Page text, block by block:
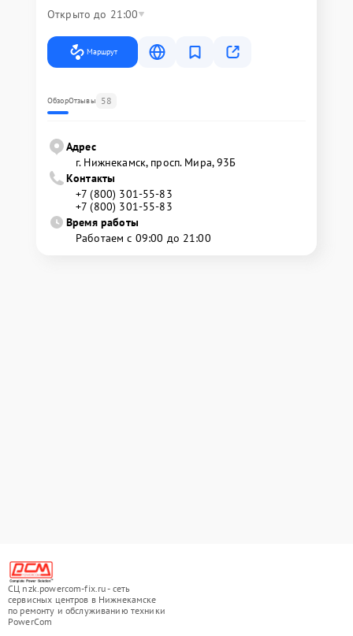
Открыто до 21:00
Маршрут
ОбзорОтзывы 58
Адрес
г. Нижнекамск, просп. Мира, 93Б
Контакты
+7 (800) 301-55-83
+7 (800) 301-55-83
Время работы
Работаем с 09:00 до 21:00
СЦ nzk.powercom-fix.ru - сеть
сервисных центров в Нижнекамске
по ремонту и обслуживанию техники
PowerCom